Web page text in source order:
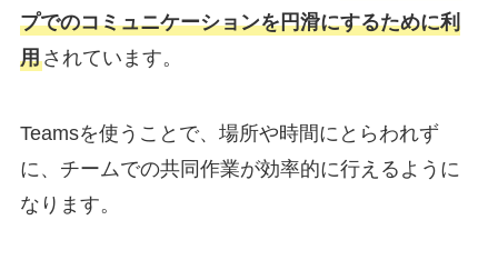
プでのコミュニケーションを円滑にするために利
用されています。
Teamsを使うことで、場所や時間にとらわれず
に、チームでの共同作業が効率的に行えるように
なります。